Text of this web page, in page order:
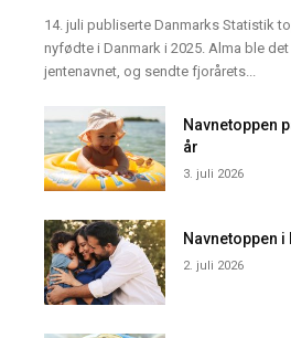
14. juli publiserte Danmarks Statistik
nyfødte i Danmark i 2025. Alma ble
jentenavnet, og sendte fjorårets...
Navnetoppen
år
3. juli 2026
Navnetoppen i
2. juli 2026